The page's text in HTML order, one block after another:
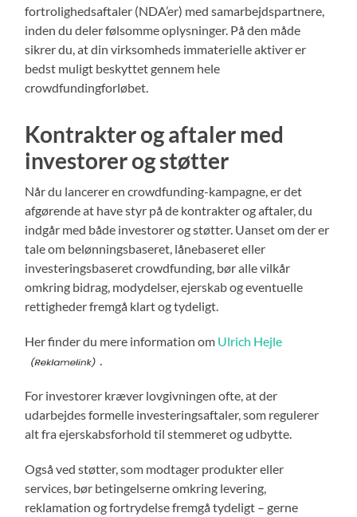
fortrolighedsaftaler (NDA’er) med samarbejdspartnere,
inden du deler følsomme oplysninger. På den måde
sikrer du, at din virksomheds immaterielle aktiver er
bedst muligt beskyttet gennem hele
crowdfundingforløbet.
Kontrakter og aftaler med
investorer og støtter
Når du lancerer en crowdfunding-kampagne, er det
afgørende at have styr på de kontrakter og aftaler, du
indgår med både investorer og støtter. Uanset om der er
tale om belønningsbaseret, lånebaseret eller
investeringsbaseret crowdfunding, bør alle vilkår
omkring bidrag, modydelser, ejerskab og eventuelle
rettigheder fremgå klart og tydeligt.
Her finder du mere information om Ulrich Hejle
For investorer kræver lovgivningen ofte, at der
udarbejdes formelle investeringsaftaler, som regulerer
alt fra ejerskabsforhold til stemmeret og udbytte.
Også ved støtter, som modtager produkter eller
services, bør betingelserne omkring levering,
reklamation og fortrydelse fremgå tydeligt – gerne